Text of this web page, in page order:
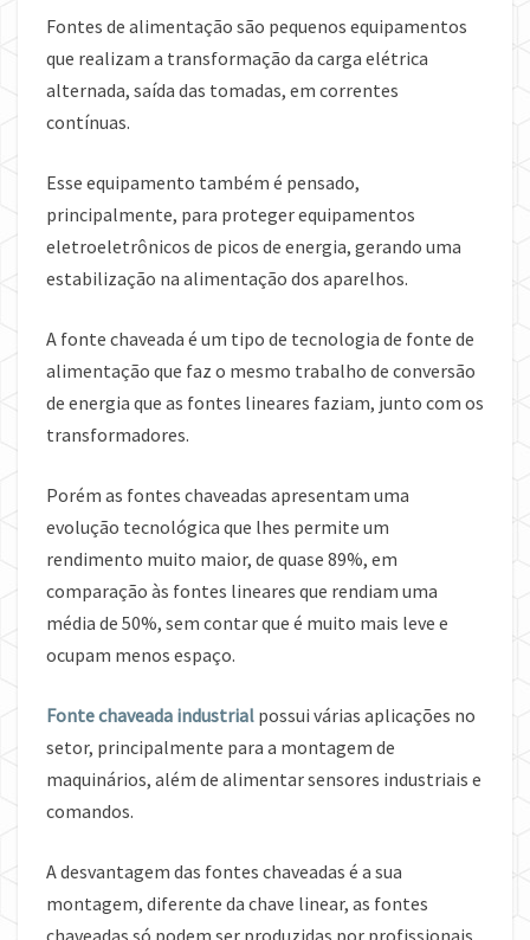
Fontes de alimentação são pequenos equipamentos
que realizam a transformação da carga elétrica
alternada, saída das tomadas, em correntes
contínuas.
Esse equipamento também é pensado,
principalmente, para proteger equipamentos
eletroeletrônicos de picos de energia, gerando uma
estabilização na alimentação dos aparelhos.
A fonte chaveada é um tipo de tecnologia de fonte de
alimentação que faz o mesmo trabalho de conversão
de energia que as fontes lineares faziam, junto com os
transformadores.
Porém as fontes chaveadas apresentam uma
evolução tecnológica que lhes permite um
rendimento muito maior, de quase 89%, em
comparação às fontes lineares que rendiam uma
média de 50%, sem contar que é muito mais leve e
ocupam menos espaço.
Fonte chaveada industrial possui várias aplicações no
setor, principalmente para a montagem de
maquinários, além de alimentar sensores industriais e
comandos.
A desvantagem das fontes chaveadas é a sua
montagem, diferente da chave linear, as fontes